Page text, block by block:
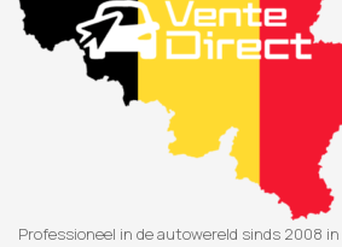
Professioneel in de autowereld sinds 2008